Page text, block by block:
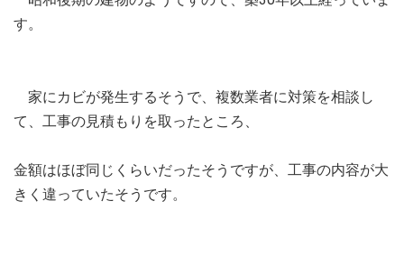
す。
家にカビが発生するそうで、複数業者に対策を相談し
て、工事の見積もりを取ったところ、
金額はほぼ同じくらいだったそうですが、工事の内容が大
きく違っていたそうです。